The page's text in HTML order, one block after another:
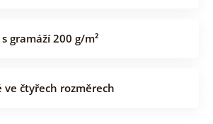
gramáží 200 g/m²
ve čtyřech rozměrech